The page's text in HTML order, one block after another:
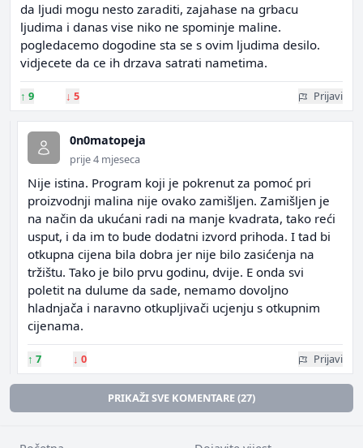
da ljudi mogu nesto zaraditi, zajahase na grbacu
ljudima i danas vise niko ne spominje maline.
pogledacemo dogodine sta se s ovim ljudima desilo.
vidjecete da ce ih drzava satrati nametima.
↑ 9 ↓ 5 Prijavi
0n0matopeja
prije 4 mjeseca
Nije istina. Program koji je pokrenut za pomoć pri
proizvodnji malina nije ovako zamišljen. Zamišljen je
na način da ukućani radi na manje kvadrata, tako reći
usput, i da im to bude dodatni izvord prihoda. I tad bi
otkupna cijena bila dobra jer nije bilo zasićenja na
tržištu. Tako je bilo prvu godinu, dvije. E onda svi
poletit na dulume da sade, nemamo dovoljno
hladnjača i naravno otkupljivači ucjenju s otkupnim
cijenama.
↑ 7 ↓ 0 Prijavi
PRIKAŽI SVE KOMENTARE (27)